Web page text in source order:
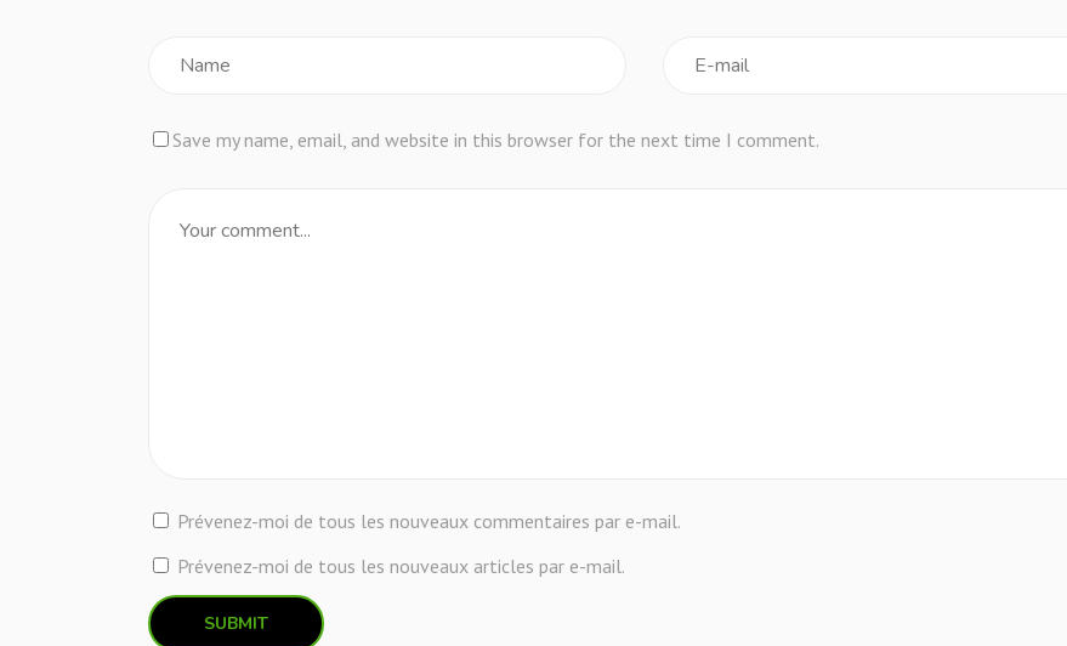
Save my name, email, and website in this browser for the next time I comment.
Prévenez-moi de tous les nouveaux commentaires par e-mail.
Prévenez-moi de tous les nouveaux articles par e-mail.